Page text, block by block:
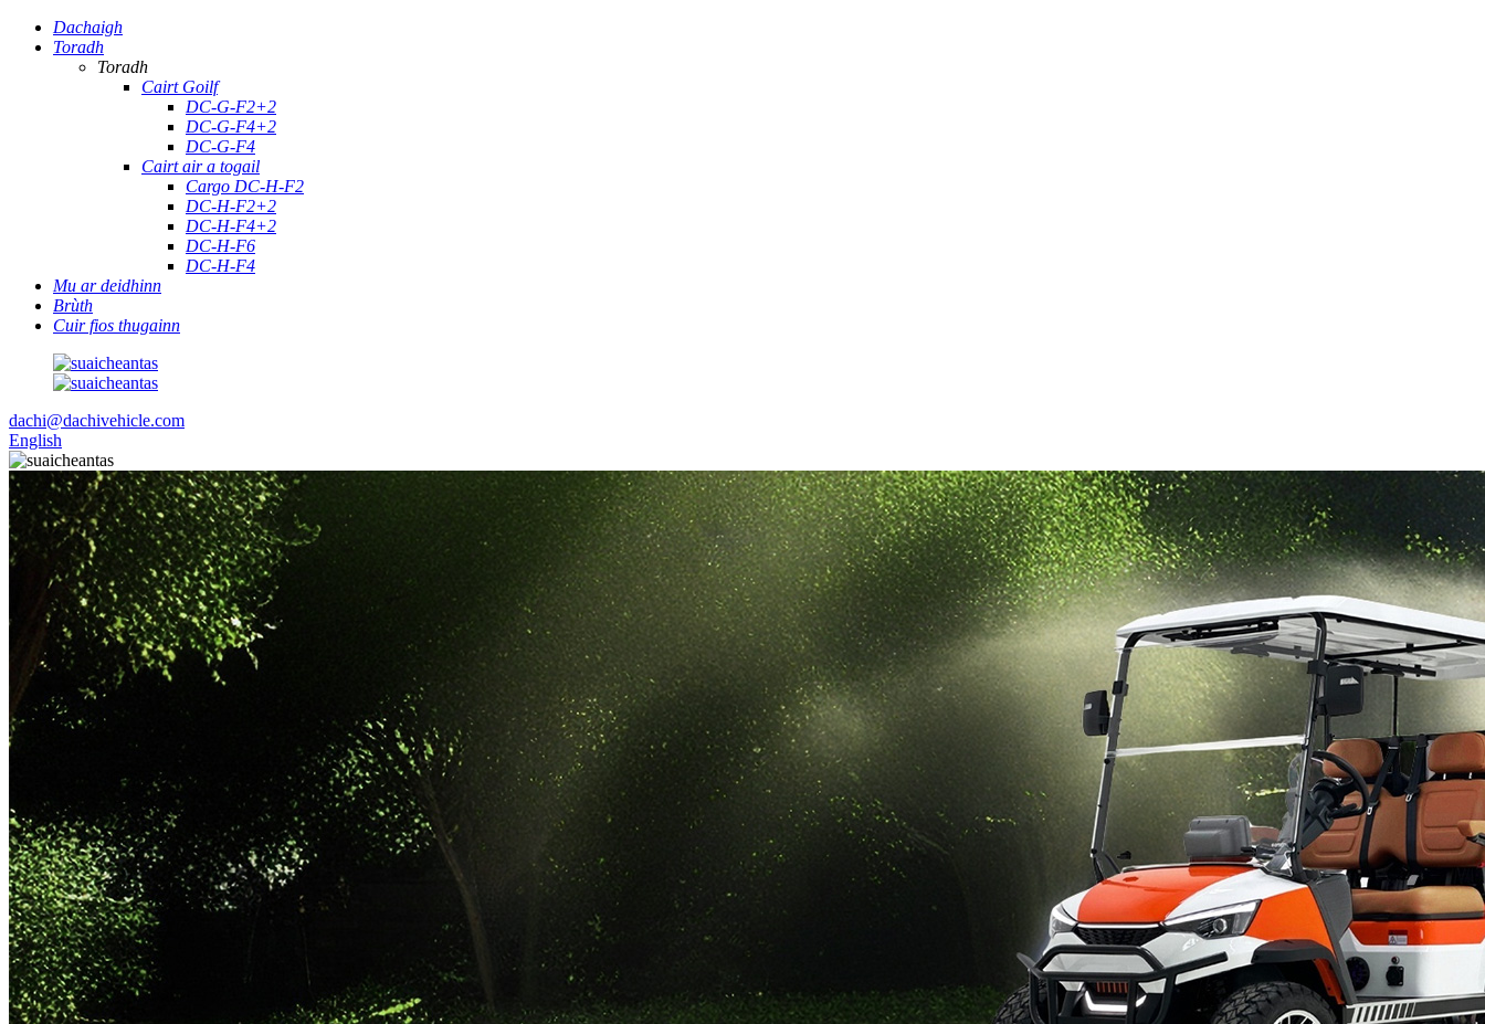
Dachaigh
Toradh
Toradh
Cairt Goilf
DC-G-F2+2
DC-G-F4+2
DC-G-F4
Cairt air a togail
Cargo DC-H-F2
DC-H-F2+2
DC-H-F4+2
DC-H-F6
DC-H-F4
Mu ar deidhinn
Brùth
Cuir fios thugainn
dachi@dachivehicle.com
English